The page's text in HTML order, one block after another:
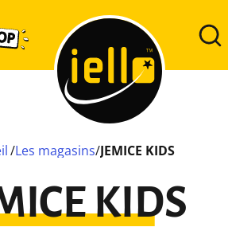
/Les magasins/JEMICE KIDS
KIDS